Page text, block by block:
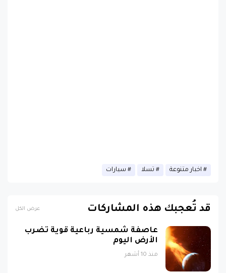
اخبار متنوعة تسلا سيارات
قد تُعجبك هذه المشاركات عرض الكل
عاصفة شمسية رباعية قوية تضرب
الأرض اليوم
منذ 10 أشهر